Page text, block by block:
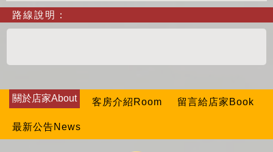
路線說明：
關於店家About 客房介紹Room 留言給店家Book
最新公告News